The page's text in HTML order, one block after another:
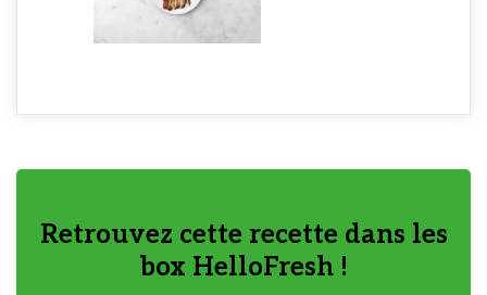
Retrouvez cette recette dans les
box HelloFresh !